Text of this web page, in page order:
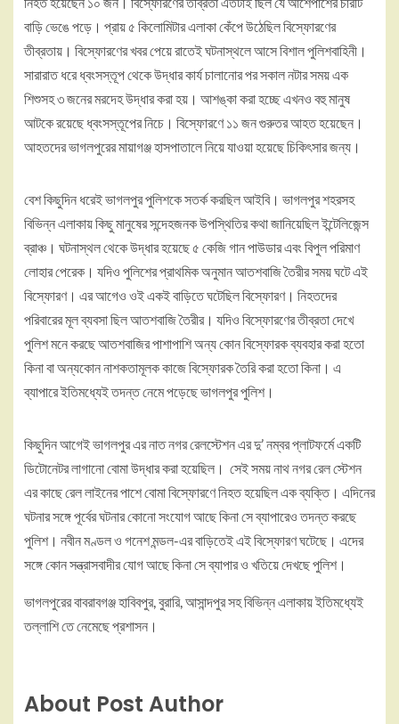
বাড়ি ভেঙে পড়ে। প্রায় ৫ কিলোমিটার এলাকা কেঁপে উঠেছিল বিস্ফোরণের
তীব্রতায়। বিস্ফোরণের খবর পেয়ে রাতেই ঘটনাস্থলে আসে বিশাল পুলিশবাহিনী।
সারারাত ধরে ধ্বংসস্তূপ থেকে উদ্ধার কার্য চালানোর পর সকাল নটার সময় এক
শিশুসহ ৩ জনের মরদেহ উদ্ধার করা হয়। আশঙ্কা করা হচ্ছে এখনও বহু মানুষ
আটকে রয়েছে ধ্বংসস্তূপের নিচে। বিস্ফোরণে ১১ জন গুরুতর আহত হয়েছেন।
আহতদের ভাগলপুরের মায়াগঞ্জ হাসপাতালে নিয়ে যাওয়া হয়েছে চিকিৎসার জন্য।
বেশ কিছুদিন ধরেই ভাগলপুর পুলিশকে সতর্ক করছিল আইবি। ভাগলপুর শহরসহ
বিভিন্ন এলাকায় কিছু মানুষের সন্দেহজনক উপস্থিতির কথা জানিয়েছিল ইন্টেলিজেন্স
ব্রাঞ্চ। ঘটনাস্থল থেকে উদ্ধার হয়েছে ৫ কেজি গান পাউডার এবং বিপুল পরিমাণ
লোহার পেরেক। যদিও পুলিশের প্রাথমিক অনুমান আতশবাজি তৈরীর সময় ঘটে এই
বিস্ফোরণ। এর আগেও ওই একই বাড়িতে ঘটেছিল বিস্ফোরণ। নিহতদের
পরিবারের মূল ব্যবসা ছিল আতশবাজি তৈরীর। যদিও বিস্ফোরণের তীব্রতা দেখে
পুলিশ মনে করছে আতশবাজির পাশাপাশি অন্য কোন বিস্ফোরক ব্যবহার করা হতো
কিনা বা অন্যকোন নাশকতামূলক কাজে বিস্ফোরক তৈরি করা হতো কিনা। এ
ব্যাপারে ইতিমধ্যেই তদন্ত নেমে পড়েছে ভাগলপুর পুলিশ।
কিছুদিন আগেই ভাগলপুর এর নাত নগর রেলস্টেশন এর দু’ নম্বর প্লাটফর্মে একটি
ডিটোনেটর লাগানো বোমা উদ্ধার করা হয়েছিল। সেই সময় নাথ নগর রেল স্টেশন
এর কাছে রেল লাইনের পাশে বোমা বিস্ফোরণে নিহত হয়েছিল এক ব্যক্তি। এদিনের
ঘটনার সঙ্গে পূর্বের ঘটনার কোনো সংযোগ আছে কিনা সে ব্যাপারেও তদন্ত করছে
পুলিশ। নবীন মণ্ডল ও গনেশ মন্ডল-এর বাড়িতেই এই বিস্ফোরণ ঘটেছে। এদের
সঙ্গে কোন সন্ত্রাসবাদীর যোগ আছে কিনা সে ব্যাপার ও খতিয়ে দেখছে পুলিশ।
ভাগলপুরের বাবরাবগঞ্জ হাবিবপুর, বুরারি, আসান্দপুর সহ বিভিন্ন এলাকায় ইতিমধ্যেই
তল্লাশি তে নেমেছে প্রশাসন।
About Post Author